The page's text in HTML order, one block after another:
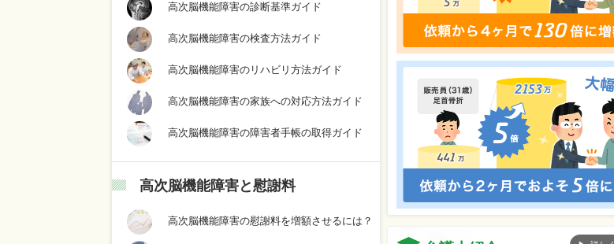
高次脳機能障害の診断基準ガイド
高次脳機能障害の検査方法ガイド
高次脳機能障害のリハビリ方法ガイド
高次脳機能障害の家族への対応方法ガイド
高次脳機能障害の障害者手帳の取得ガイド
高次脳機能障害と慰謝料
高次脳機能障害の慰謝料を増額させるには？